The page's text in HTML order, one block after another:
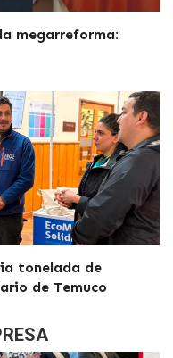
megarreforma:
tonelada de
de Temuco